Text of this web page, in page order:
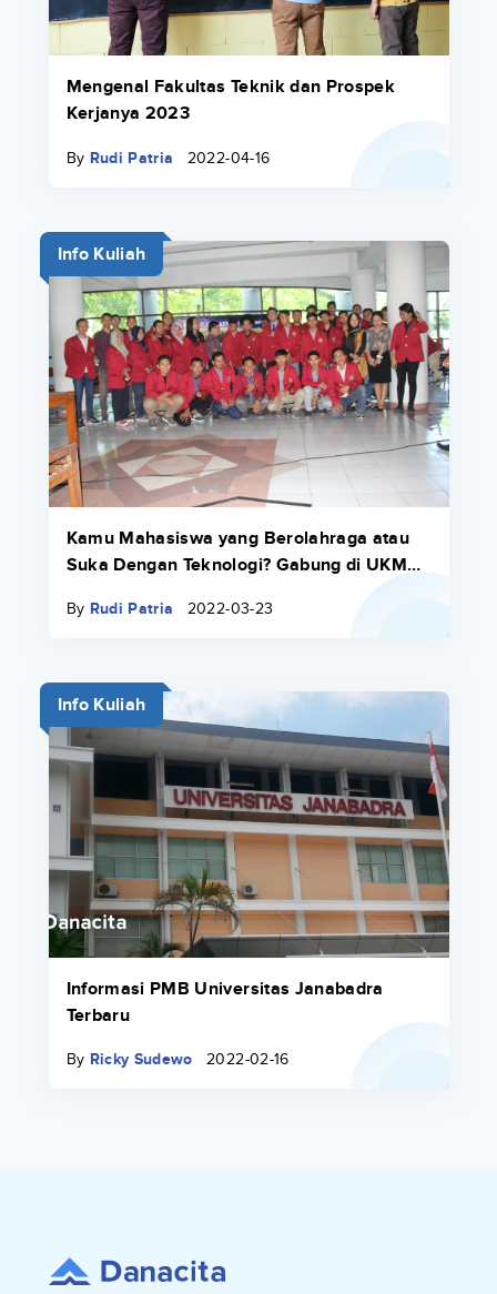
Mengenal Fakultas Teknik dan Prospek
Kerjanya 2023
By Rudi Patria 2022-04-16
Info Kuliah
Kamu Mahasiswa yang Berolahraga atau
Suka Dengan Teknologi? Gabung di UKM
By Rudi Patria 2022-03-23
Info Kuliah
Informasi PMB Universitas Janabadra
Terbaru
By Ricky Sudewo 2022-02-16